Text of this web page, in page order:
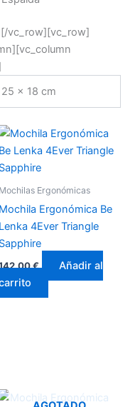
vc_row][vc_row]
× 18 cm
Mochilas Ergonómicas
Mochila Ergonómica Be
Lenka 4Ever Triangle
Sapphire
€
Añadir al